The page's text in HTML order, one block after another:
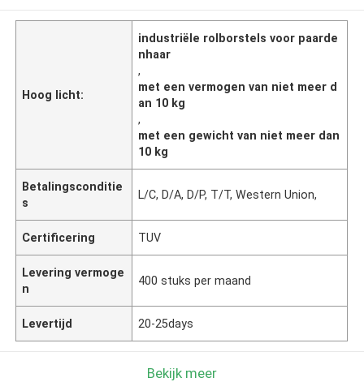
Hoog licht:
industriële rolborstels voor paarde
nhaar
,
met een vermogen van niet meer d
an 10 kg
,
met een gewicht van niet meer dan
10 kg
Betalingsconditie
s
L/C, D/A, D/P, T/T, Western Union,
Certificering TUV
Levering vermoge
n
400 stuks per maand
Levertijd 20-25days
Bekijk meer